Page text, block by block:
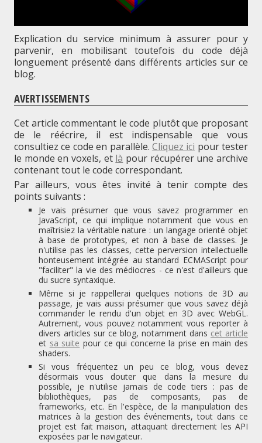
Explication du service minimum à assurer pour y
parvenir, en mobilisant toutefois du code déjà
longuement présenté dans différents articles sur ce
blog.
AVERTISSEMENTS
Cet article commentant le code plutôt que proposant
de le réécrire, il est indispensable que vous
consultiez ce code en parallèle. Cliquez ici pour tester
le monde en voxels, et là pour récupérer une archive
contenant tout le code correspondant.
Par ailleurs, vous êtes invité à tenir compte des
points suivants :
Je vais présumer que vous savez programmer en
JavaScript, ce qui implique notamment que vous en
maîtrisiez la véritable nature : un langage orienté objet
à base de prototypes, et non à base de classes. Je
n'utilise pas les classes, cette perversion intellectuelle
honteusement intégrée au standard ECMAScript pour
"faciliter" la vie des médiocres - ce n'est d'ailleurs que
du sucre syntaxique.
Même si je rappellerai quelques notions de 3D au
passage, je vais aussi présumer que vous savez déjà
commander le rendu d'un objet en 3D avec WebGL.
Autrement, vous pouvez notamment vous reporter à
divers articles sur ce blog, notamment dans cet article
et sa suite pour ce qui concerne la prise en main des
shaders.
Si vous fréquentez un peu ce blog, vous devez
désormais vous douter que dans la mesure du
possible, je n'utilise jamais de code tiers : pas de
bibliothèques, pas de composants, pas de
frameworks, etc. En l'espèce, de la manipulation des
matrices à la gestion des événements, tout dans ce
projet est fait maison, attaquant directement les API
exposées par le navigateur.